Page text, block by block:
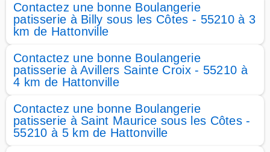
Contactez une bonne Boulangerie
patisserie à Billy sous les Côtes - 55210 à 3
km de Hattonville
Contactez une bonne Boulangerie
patisserie à Avillers Sainte Croix - 55210 à
4 km de Hattonville
Contactez une bonne Boulangerie
patisserie à Saint Maurice sous les Côtes -
55210 à 5 km de Hattonville